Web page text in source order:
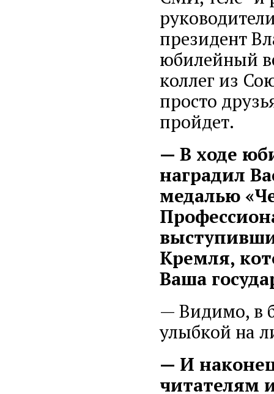
президент
юбилейный
коллег из
просто
пройдет.
— В ходе
наградил
медалью
Кремля,
Ваша
— Видимо, в
улыбкой на
— И
читателям